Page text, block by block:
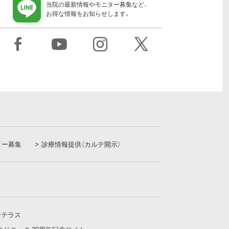
当院の最新情報やモニター募集など、
お得な情報をお知らせします。
募集 診療情報提供（カルテ開示）
ラス